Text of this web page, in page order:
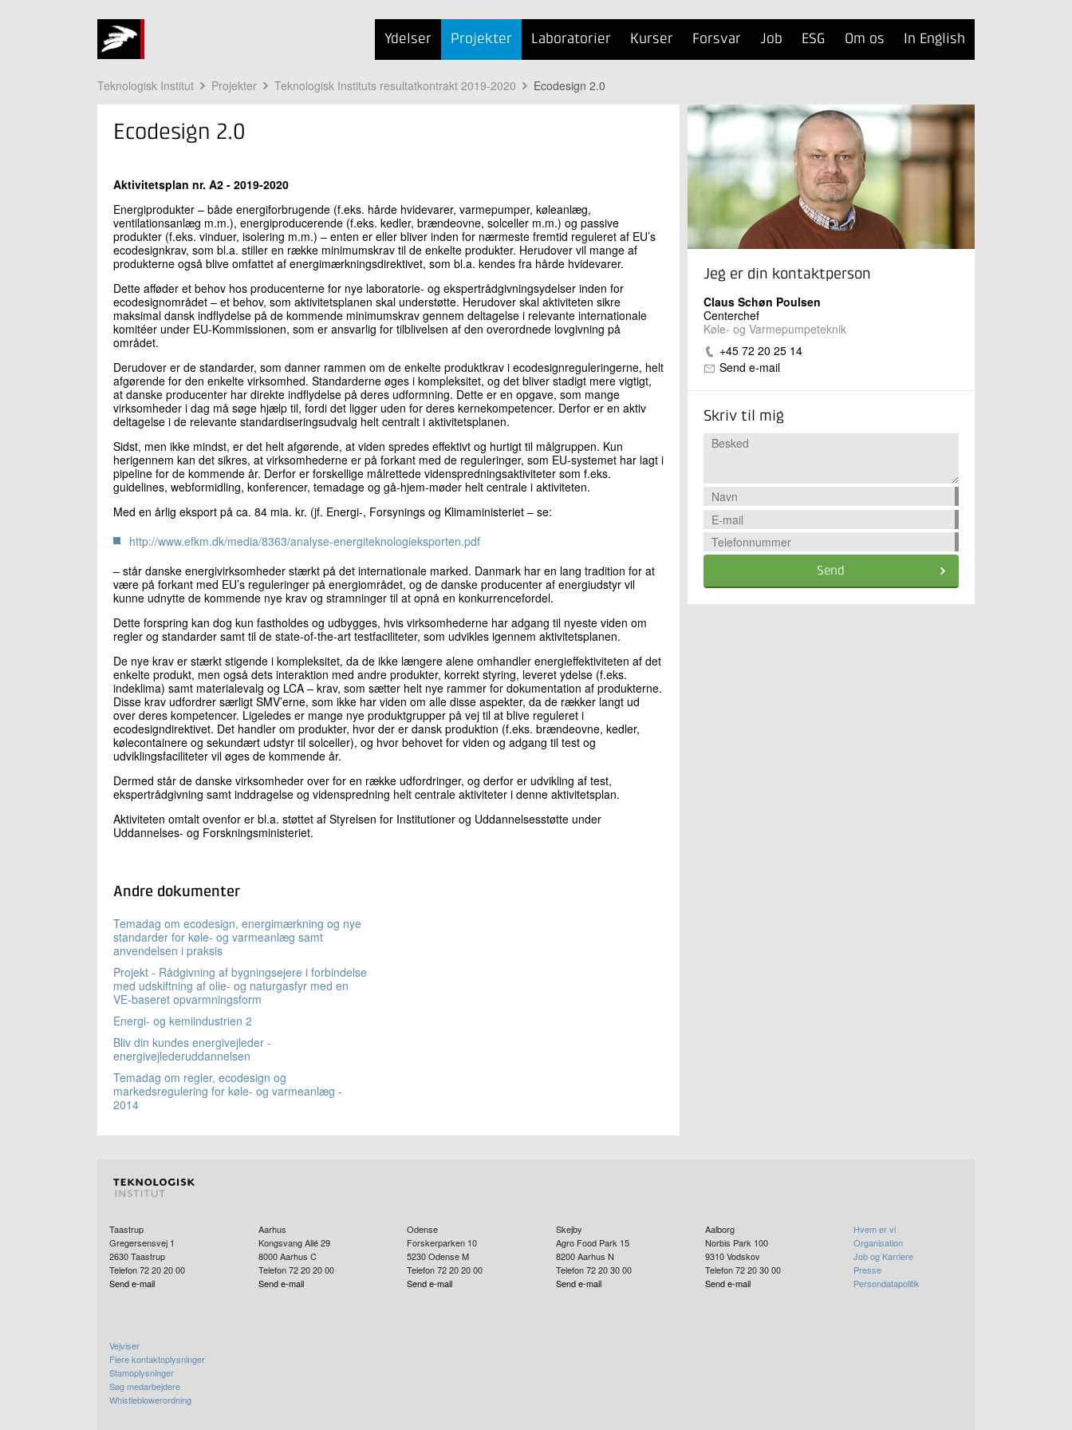
Ydelser Projekter Laboratorier Kurser Forsvar Job ESG Om os In English
Teknologisk Institut Projekter Teknologisk Instituts resultatkontrakt 2019-2020 Ecodesign 2.0
Ecodesign 2.0
Aktivitetsplan nr. A2 - 2019-2020
Energiprodukter – både energiforbrugende (f.eks. hårde hvidevarer, varmepumper, køleanlæg,
ventilationsanlæg m.m.), energiproducerende (f.eks. kedler, brændeovne, solceller m.m.) og passive
produkter (f.eks. vinduer, isolering m.m.) – enten er eller bliver inden for nærmeste fremtid reguleret af EU’s
ecodesignkrav, som bl.a. stiller en række minimumskrav til de enkelte produkter. Herudover vil mange af
produkterne også blive omfattet af energimærkningsdirektivet, som bl.a. kendes fra hårde hvidevarer.
Dette afføder et behov hos producenterne for nye laboratorie- og ekspertrådgivningsydelser inden for
ecodesignområdet – et behov, som aktivitetsplanen skal understøtte. Herudover skal aktiviteten sikre
maksimal dansk indflydelse på de kommende minimumskrav gennem deltagelse i relevante internationale
komitéer under EU-Kommissionen, som er ansvarlig for tilblivelsen af den overordnede lovgivning på
området.
Derudover er de standarder, som danner rammen om de enkelte produktkrav i ecodesignreguleringerne, helt
afgørende for den enkelte virksomhed. Standarderne øges i kompleksitet, og det bliver stadigt mere vigtigt,
at danske producenter har direkte indflydelse på deres udformning. Dette er en opgave, som mange
virksomheder i dag må søge hjælp til, fordi det ligger uden for deres kernekompetencer. Derfor er en aktiv
deltagelse i de relevante standardiseringsudvalg helt centralt i aktivitetsplanen.
Sidst, men ikke mindst, er det helt afgørende, at viden spredes effektivt og hurtigt til målgruppen. Kun
herigennem kan det sikres, at virksomhederne er på forkant med de reguleringer, som EU-systemet har lagt i
pipeline for de kommende år. Derfor er forskellige målrettede videnspredningsaktiviteter som f.eks.
guidelines, webformidling, konferencer, temadage og gå-hjem-møder helt centrale i aktiviteten.
Med en årlig eksport på ca. 84 mia. kr. (jf. Energi-, Forsynings og Klimaministeriet – se:
http://www.efkm.dk/media/8363/analyse-energiteknologieksporten.pdf
– står danske energivirksomheder stærkt på det internationale marked. Danmark har en lang tradition for at
være på forkant med EU’s reguleringer på energiområdet, og de danske producenter af energiudstyr vil
kunne udnytte de kommende nye krav og stramninger til at opnå en konkurrencefordel.
Dette forspring kan dog kun fastholdes og udbygges, hvis virksomhederne har adgang til nyeste viden om
regler og standarder samt til de state-of-the-art testfaciliteter, som udvikles igennem aktivitetsplanen.
De nye krav er stærkt stigende i kompleksitet, da de ikke længere alene omhandler energieffektiviteten af det
enkelte produkt, men også dets interaktion med andre produkter, korrekt styring, leveret ydelse (f.eks.
indeklima) samt materialevalg og LCA – krav, som sætter helt nye rammer for dokumentation af produkterne.
Disse krav udfordrer særligt SMV’erne, som ikke har viden om alle disse aspekter, da de rækker langt ud
over deres kompetencer. Ligeledes er mange nye produktgrupper på vej til at blive reguleret i
ecodesigndirektivet. Det handler om produkter, hvor der er dansk produktion (f.eks. brændeovne, kedler,
kølecontainere og sekundært udstyr til solceller), og hvor behovet for viden og adgang til test og
udviklingsfaciliteter vil øges de kommende år.
Dermed står de danske virksomheder over for en række udfordringer, og derfor er udvikling af test,
ekspertrådgivning samt inddragelse og videnspredning helt centrale aktiviteter i denne aktivitetsplan.
Aktiviteten omtalt ovenfor er bl.a. støttet af Styrelsen for Institutioner og Uddannelsesstøtte under
Uddannelses- og Forskningsministeriet.
Andre dokumenter
Temadag om ecodesign, energimærkning og nye
standarder for køle- og varmeanlæg samt
anvendelsen i praksis
Projekt - Rådgivning af bygningsejere i forbindelse
med udskiftning af olie- og naturgasfyr med en
VE-baseret opvarmningsform
Energi- og kemiindustrien 2
Bliv din kundes energivejleder -
energivejlederuddannelsen
Temadag om regler, ecodesign og
markedsregulering for køle- og varmeanlæg -
2014
Jeg er din kontaktperson
Claus Schøn Poulsen
Centerchef
Køle- og Varmepumpeteknik
+45 72 20 25 14
Send e-mail
Skriv til mig
Send
Taastrup
Gregersensvej 1
2630Taastrup
Telefon 72 20 20 00
Send e-mail
Aarhus
Kongsvang Allé 29
8000 Aarhus C
Telefon 72 20 20 00
Send e-mail
Odense
Forskerparken 10
5230 Odense M
Telefon 72 20 20 00
Send e-mail
Skejby
Agro Food Park 15
8200Aarhus N
Telefon 72 20 30 00
Send e-mail
Aalborg
Norbis Park 100
9310 Vodskov
Telefon 72 20 30 00
Send e-mail
Hvem er vi
Organisation
Job og Karriere
Presse
Persondatapolitik
Vejviser
Flere kontaktoplysninger
Stamoplysninger
Søg medarbejdere
Whistleblowerordning